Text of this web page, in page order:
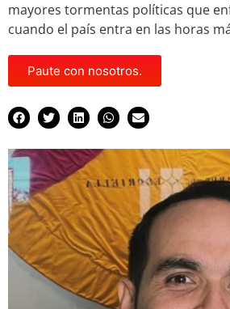
mayores tormentas políticas que
cuando el país entra en las horas
Paute con nosotros.